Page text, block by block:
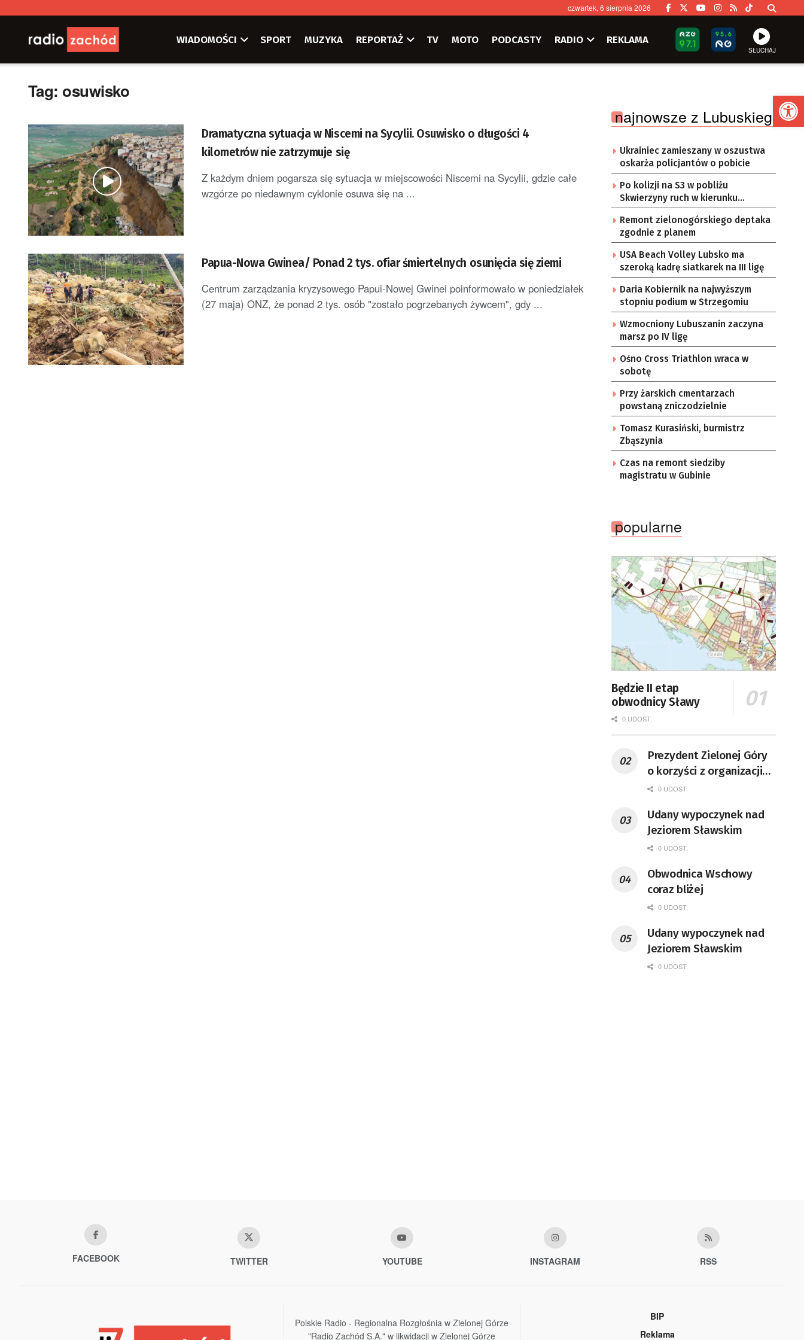
czwartek, 6 sierpnia 2026
WIADOMOŚCI SPORT MUZYKA REPORTAŻ TV MOTO PODCASTY RADIO REKLAMA
SŁUCHAJ
Tag: osuwisko
Dramatyczna sytuacja w Niscemi na Sycylii. Osuwisko o długości 4
kilometrów nie zatrzymuje się
Z każdym dniem pogarsza się sytuacja w miejscowości Niscemi na Sycylii, gdzie całe
wzgórze po niedawnym cyklonie osuwa się na ...
Papua-Nowa Gwinea/ Ponad 2 tys. ofiar śmiertelnych osunięcia się ziemi
Centrum zarządzania kryzysowego Papui-Nowej Gwinei poinformowało w poniedziałek
(27 maja) ONZ, że ponad 2 tys. osób "zostało pogrzebanych żywcem", gdy ...
najnowsze z Lubuskiego
Ukrainiec zamieszany w oszustwa
oskarża policjantów o pobicie
Po kolizji na S3 w pobliżu
Skwierzyny ruch w kierunku
Gorzowa Wlkp. jednym pasem
Remont zielonogórskiego deptaka
zgodnie z planem
USA Beach Volley Lubsko ma
szeroką kadrę siatkarek na III ligę
Daria Kobiernik na najwyższym
stopniu podium w Strzegomiu
Wzmocniony Lubuszanin zaczyna
marsz po IV ligę
Ośno Cross Triathlon wraca w
sobotę
Przy żarskich cmentarzach
powstaną zniczodzielnie
Tomasz Kurasiński, burmistrz
Zbąszynia
Czas na remont siedziby
magistratu w Gubinie
popularne
Będzie II etap
obwodnicy Sławy
0 UDOST.
Prezydent Zielonej Góry
o korzyści z organizacji
mety Tour de Pologne
0 UDOST.
Udany wypoczynek nad
Jeziorem Sławskim
0 UDOST.
Obwodnica Wschowy
coraz bliżej
0 UDOST.
Udany wypoczynek nad
Jeziorem Sławskim
0 UDOST.
FACEBOOK TWITTER YOUTUBE INSTAGRAM RSS
Polskie Radio - Regionalna Rozgłośnia w Zielonej Górze
"Radio Zachód S.A." w likwidacji w Zielonej Górze
BIP
Reklama